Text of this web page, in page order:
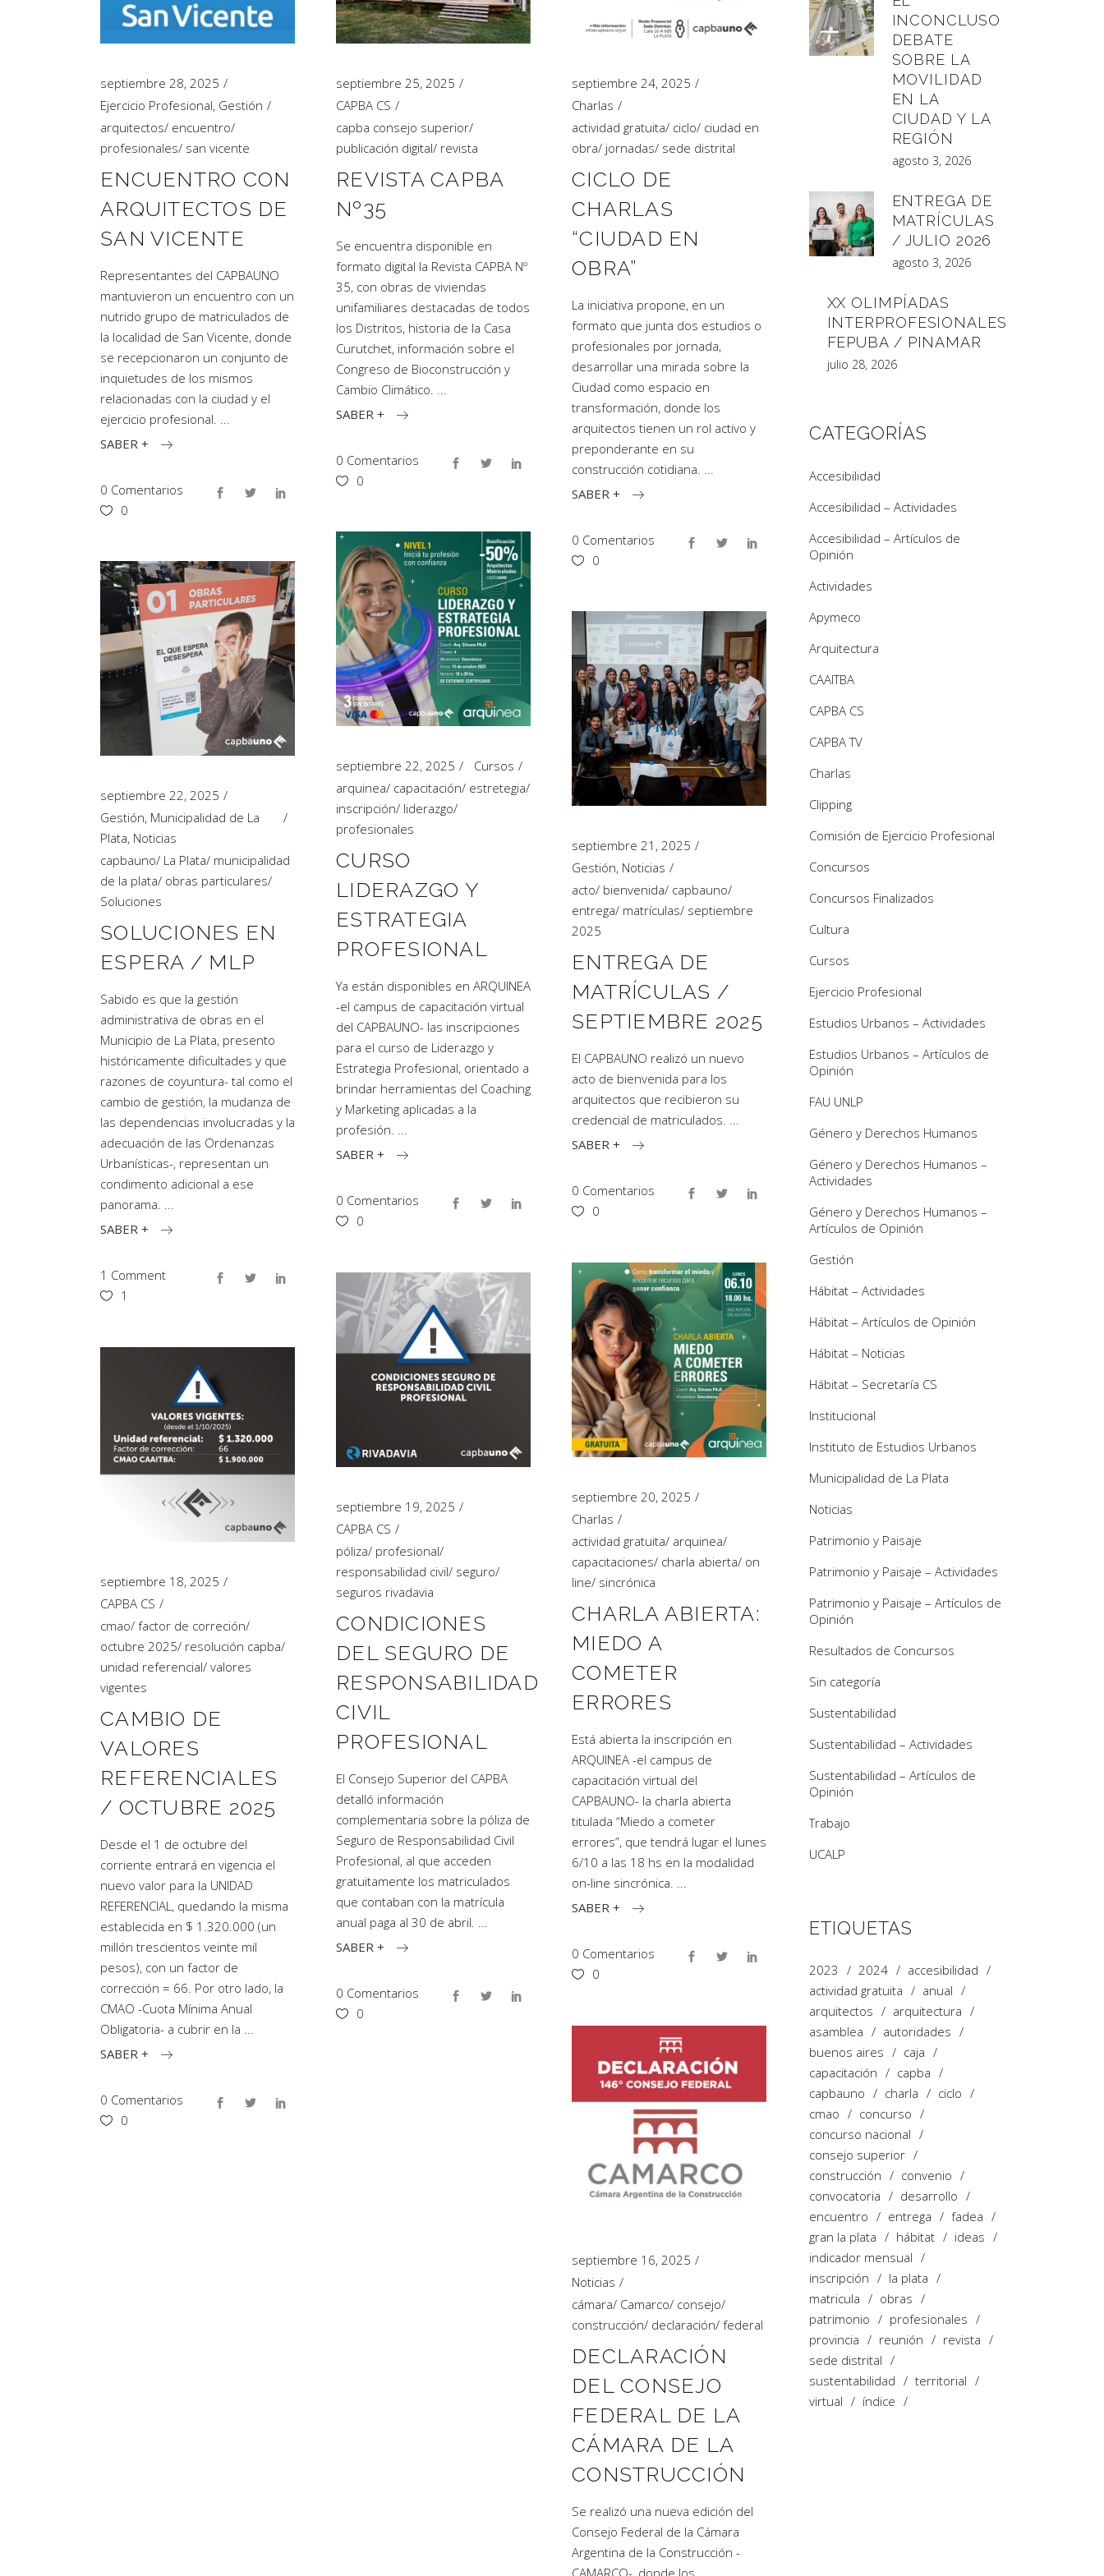
Artículos de Opinión
septiembre 28, 2025
Ejercicio Profesional, Gestión
arquitectos/ encuentro/
profesionales/ san vicente
ENCUENTRO CON
ARQUITECTOS DE
SAN VICENTE
Representantes del CAPBAUNO
mantuvieron un encuentro con un
nutrido grupo de matriculados de
la localidad de San Vicente, donde
se recepcionaron un conjunto de
inquietudes de los mismos
relacionadas con la ciudad y el
ejercicio profesional.
SABER +
0 Comentarios
0
septiembre 25, 2025
CAPBA CS
capba consejo superior/
publicación digital/ revista
REVISTA CAPBA
Nº35
Se encuentra disponible en
formato digital la Revista CAPBA Nº
35, con obras de viviendas
unifamiliares destacadas de todos
los Distritos, historia de la Casa
Curutchet, información sobre el
Congreso de Bioconstrucción y
Cambio Climático.
SABER +
0 Comentarios
0
septiembre 24, 2025
Charlas
actividad gratuita/ ciclo/ ciudad en
obra/ jornadas/ sede distrital
CICLO DE
CHARLAS
“CIUDAD EN
OBRA”
La iniciativa propone, en un
formato que junta dos estudios o
profesionales por jornada,
desarrollar una mirada sobre la
Ciudad como espacio en
transformación, donde los
arquitectos tienen un rol activo y
preponderante en su
construcción cotidiana.
SABER +
0 Comentarios
0
septiembre 22, 2025
Cursos
arquinea/ capacitación/ estretegia/
inscripción/ liderazgo/
profesionales
CURSO
LIDERAZGO Y
ESTRATEGIA
PROFESIONAL
Ya están disponibles en ARQUINEA
-el campus de capacitación virtual
del CAPBAUNO- las inscripciones
para el curso de Liderazgo y
Estrategia Profesional, orientado a
brindar herramientas del Coaching
y Marketing aplicadas a la
profesión.
SABER +
0 Comentarios
0
septiembre 22, 2025
Gestión, Municipalidad de La
Plata, Noticias
capbauno/ La Plata/ municipalidad
de la plata/ obras particulares/
Soluciones
SOLUCIONES EN
ESPERA / MLP
Sabido es que la gestión
administrativa de obras en el
Municipio de La Plata, presento
históricamente dificultades y que
razones de coyuntura- tal como el
cambio de gestión, la mudanza de
las dependencias involucradas y la
adecuación de las Ordenanzas
Urbanísticas-, representan un
condimento adicional a ese
panorama.
SABER +
1 Comment
1
septiembre 21, 2025
Gestión, Noticias
acto/ bienvenida/ capbauno/
entrega/ matrículas/ septiembre
2025
ENTREGA DE
MATRÍCULAS /
SEPTIEMBRE 2025
El CAPBAUNO realizó un nuevo
acto de bienvenida para los
arquitectos que recibieron su
credencial de matriculados.
SABER +
0 Comentarios
0
septiembre 20, 2025
Charlas
actividad gratuita/ arquinea/
capacitaciones/ charla abierta/ on
line/ sincrónica
CHARLA ABIERTA:
MIEDO A
COMETER
ERRORES
Está abierta la inscripción en
ARQUINEA -el campus de
capacitación virtual del
CAPBAUNO- la charla abierta
titulada “Miedo a cometer
errores”, que tendrá lugar el lunes
6/10 a las 18 hs en la modalidad
on-line sincrónica.
SABER +
0 Comentarios
0
septiembre 19, 2025
CAPBA CS
póliza/ profesional/
responsabilidad civil/ seguro/
seguros rivadavia
CONDICIONES
DEL SEGURO DE
RESPONSABILIDAD
CIVIL
PROFESIONAL
El Consejo Superior del CAPBA
detalló información
complementaria sobre la póliza de
Seguro de Responsabilidad Civil
Profesional, al que acceden
gratuitamente los matriculados
que contaban con la matrícula
anual paga al 30 de abril.
SABER +
0 Comentarios
0
septiembre 18, 2025
CAPBA CS
cmao/ factor de correción/
octubre 2025/ resolución capba/
unidad referencial/ valores
vigentes
CAMBIO DE
VALORES
REFERENCIALES
/ OCTUBRE 2025
Desde el 1 de octubre del
corriente entrará en vigencia el
nuevo valor para la UNIDAD
REFERENCIAL, quedando la misma
establecida en $ 1.320.000 (un
millón trescientos veinte mil
pesos), con un factor de
corrección = 66. Por otro lado, la
CMAO -Cuota Mínima Anual
Obligatoria- a cubrir en la
SABER +
0 Comentarios
0
septiembre 16, 2025
Noticias
cámara/ Camarco/ consejo/
construcción/ declaración/ federal
DECLARACIÓN
DEL CONSEJO
FEDERAL DE LA
CÁMARA DE LA
CONSTRUCCIÓN
Se realizó una nueva edición del
Consejo Federal de la Cámara
Argentina de la Construcción -
INCONCLUSO
DEBATE
SOBRE LA
MOVILIDAD
EN LA
CIUDAD Y LA
REGIÓN
agosto 3, 2026
ENTREGA DE
MATRÍCULAS
/ JULIO 2026
agosto 3, 2026
XX OLIMPÍADAS
INTERPROFESIONALES
FEPUBA / PINAMAR
julio 28, 2026
CATEGORÍAS
Accesibilidad
Accesibilidad – Actividades
Accesibilidad – Artículos de
Opinión
Actividades
Apymeco
Arquitectura
CAAITBA
CAPBA CS
CAPBA TV
Charlas
Clipping
Comisión de Ejercicio Profesional
Concursos
Concursos Finalizados
Cultura
Cursos
Ejercicio Profesional
Estudios Urbanos – Actividades
Estudios Urbanos – Artículos de
Opinión
FAU UNLP
Género y Derechos Humanos
Género y Derechos Humanos –
Actividades
Género y Derechos Humanos –
Artículos de Opinión
Gestión
Hábitat – Actividades
Hábitat – Artículos de Opinión
Hábitat – Noticias
Hábitat – Secretaría CS
Institucional
Instituto de Estudios Urbanos
Municipalidad de La Plata
Noticias
Patrimonio y Paisaje
Patrimonio y Paisaje – Actividades
Patrimonio y Paisaje – Artículos de
Opinión
Resultados de Concursos
Sin categoría
Sustentabilidad
Sustentabilidad – Actividades
Sustentabilidad – Artículos de
Opinión
Trabajo
UCALP
ETIQUETAS
2023 2024
accesibilidad
actividad gratuita
anual
arquitectos
arquitectura
asamblea
autoridades
buenos aires
caja
capacitación
capba
capbauno
charla
ciclo
cmao
concurso
concurso nacional
consejo superior
construcción
convenio
convocatoria
desarrollo
encuentro
entrega
fadea
gran la plata
hábitat
ideas
indicador mensual
inscripción
la plata
matricula
obras
patrimonio
profesionales
provincia
reunión
revista
sede distrital
sustentabilidad
territorial
virtual
índice